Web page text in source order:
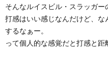
そんなルイスビル・スラッガー
打感はいい感じなんだけど、
するなぁー。
って個人的な感覚だと打感と距